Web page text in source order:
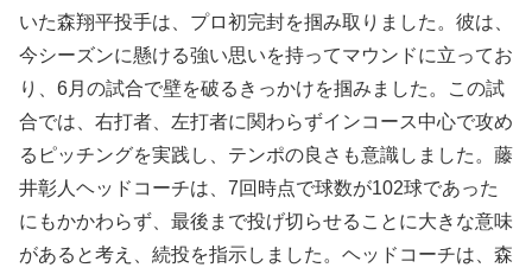
いた森翔平投手は、プロ初完封を掴み取りました。彼は、
今シーズンに懸ける強い思いを持ってマウンドに立ってお
り、6月の試合で壁を破るきっかけを掴みました。この試
合では、右打者、左打者に関わらずインコース中心で攻め
るピッチングを実践し、テンポの良さも意識しました。藤
井彰人ヘッドコーチは、7回時点で球数が102球であった
にもかかわらず、最後まで投げ切らせることに大きな意味
があると考え、続投を指示しました。ヘッドコーチは、森